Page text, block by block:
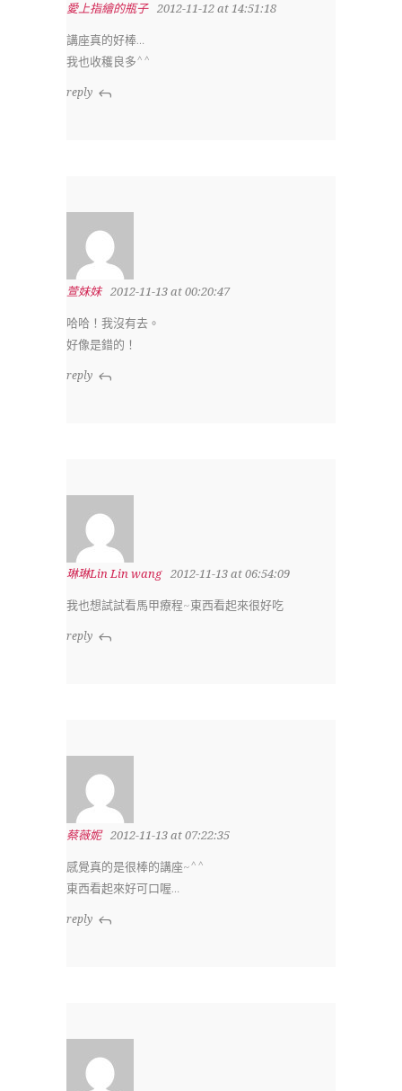
愛上指繪的瓶子 2012-11-12 at 14:51:18
講座真的好棒…
我也收穫良多^^
reply
萱妹妹 2012-11-13 at 00:20:47
哈哈！我沒有去。
好像是錯的！
reply
琳琳Lin Lin wang 2012-11-13 at 06:54:09
我也想試試看馬甲療程~東西看起來很好吃
reply
蔡薇妮 2012-11-13 at 07:22:35
感覺真的是很棒的講座~^^
東西看起來好可口喔…
reply